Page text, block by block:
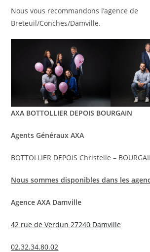
Nous vous recommandons l’agence de
Breteuil/Conches/Damville.
AXA BOTTOLLIER DEPOIS BOURGAIN
Agents Généraux AXA
BOTTOLLIER DEPOIS Christelle –
Nous sommes disponibles dans les
Agence AXA Damville
42 rue de Verdun 27240 Damville
02.32.34.80.02